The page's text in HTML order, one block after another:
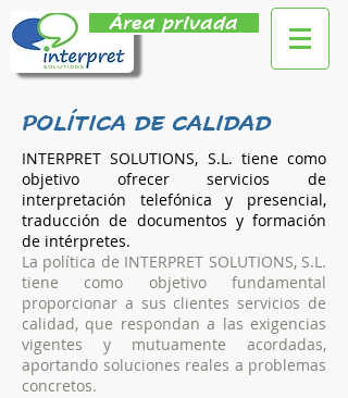
Área privada
POLÍTICA DE CALIDAD
INTERPRET SOLUTIONS, S.L. tiene como
objetivo ofrecer servicios de
interpretación telefónica y presencial,
traducción de documentos y formación
de intérpretes.
La política de INTERPRET SOLUTIONS, S.L.
tiene como objetivo fundamental
proporcionar a sus clientes servicios de
calidad, que respondan a las exigencias
vigentes y mutuamente acordadas,
aportando soluciones reales a problemas
concretos.